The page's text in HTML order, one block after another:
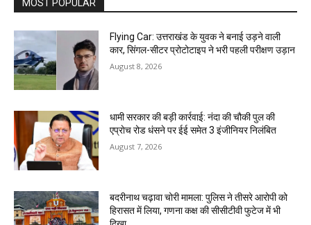
MOST POPULAR
Flying Car: उत्तराखंड के युवक ने बनाई उड़ने वाली
कार, सिंगल-सीटर प्रोटोटाइप ने भरी पहली परीक्षण उड़ान
August 8, 2026
धामी सरकार की बड़ी कार्रवाई: नंदा की चौकी पुल की
एप्राेच रोड धंसने पर ईई समेत 3 इंजीनियर निलंबित
August 7, 2026
बदरीनाथ चढ़ावा चोरी मामला: पुलिस ने तीसरे आरोपी को
हिरासत में लिया, गणना कक्ष की सीसीटीवी फुटेज में भी